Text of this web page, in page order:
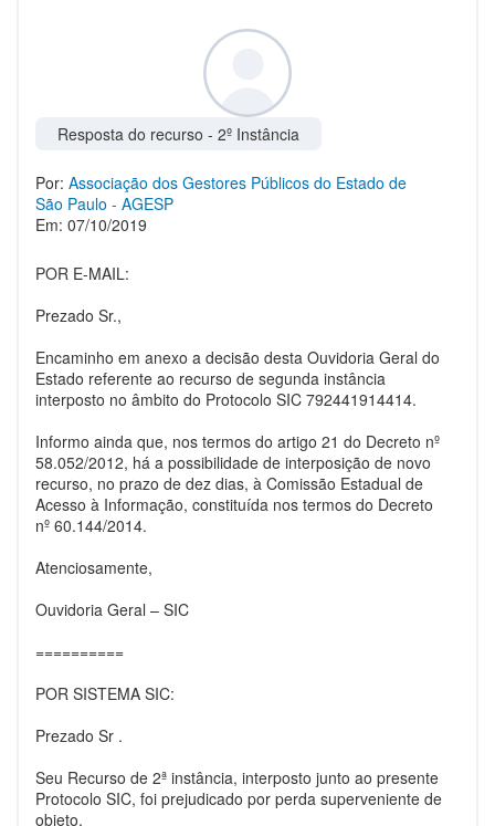
Resposta do recurso - 2º Instância
Por: Associação dos Gestores Públicos do Estado de
São Paulo - AGESP
Em: 07/10/2019
POR E-MAIL:
Prezado Sr.,
Encaminho em anexo a decisão desta Ouvidoria Geral do
Estado referente ao recurso de segunda instância
interposto no âmbito do Protocolo SIC 792441914414.
Informo ainda que, nos termos do artigo 21 do Decreto nº
58.052/2012, há a possibilidade de interposição de novo
recurso, no prazo de dez dias, à Comissão Estadual de
Acesso à Informação, constituída nos termos do Decreto
nº 60.144/2014.
Atenciosamente,
Ouvidoria Geral – SIC
==========
POR SISTEMA SIC:
Prezado Sr .
Seu Recurso de 2ª instância, interposto junto ao presente
Protocolo SIC, foi prejudicado por perda superveniente de
objeto.